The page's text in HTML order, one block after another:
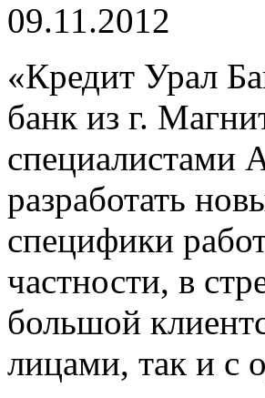
09.11.2012
«Кредит Урал
банк из г.
специалистами
разработать
специфики
частности, в
большой
лицами, так и с